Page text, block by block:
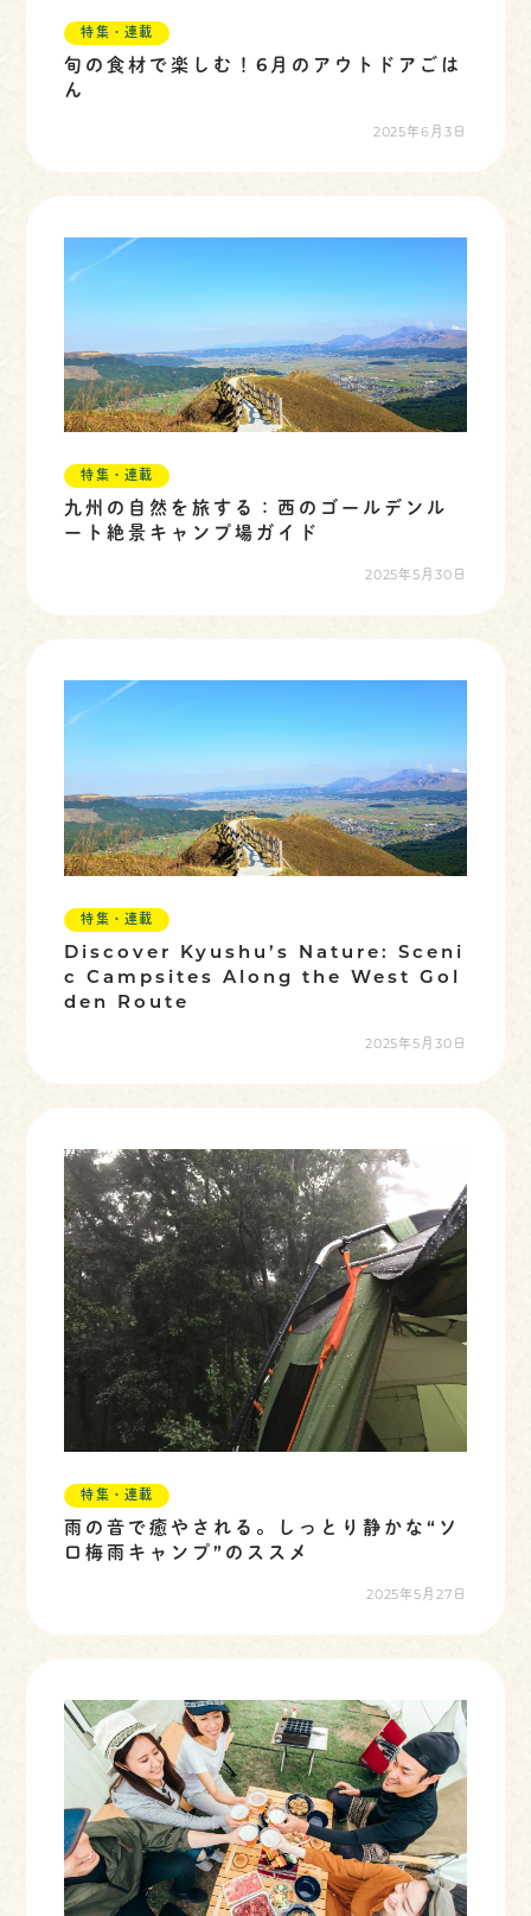
特集・連載
旬の食材で楽しむ！6月のアウトドアごは
ん
2025年6月3日
特集・連載
九州の自然を旅する：西のゴールデンル
ート絶景キャンプ場ガイド
2025年5月30日
特集・連載
Discover Kyushu’s Nature: Sceni
c Campsites Along the West Gol
den Route
2025年5月30日
特集・連載
雨の音で癒やされる。しっとり静かな“ソ
ロ梅雨キャンプ”のススメ
2025年5月27日